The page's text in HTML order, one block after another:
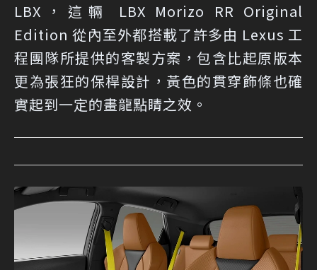
LBX，這輛 LBX Morizo RR Original
Edition 從內至外都搭載了許多由 Lexus 工
程團隊所提供的客製方案，包含比起原版本
更為張狂的保桿設計，黃色的貫穿飾條也確
實起到一定的畫龍點睛之效。